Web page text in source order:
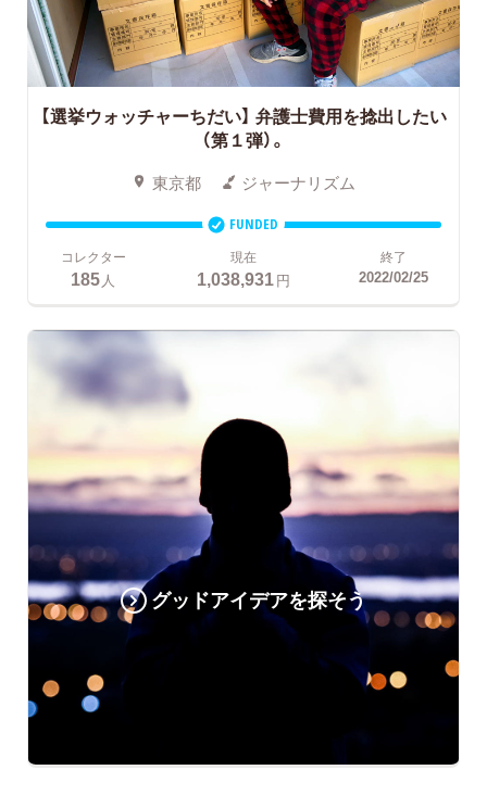
【選挙ウォッチャーちだい】 弁護士費用を捻出したい
（第１弾）。
東京都 ジャーナリズム
FUNDED
コレクター
185 人
現在
1,038,931円
終了
2022/02/25
グッドアイデアを探そう